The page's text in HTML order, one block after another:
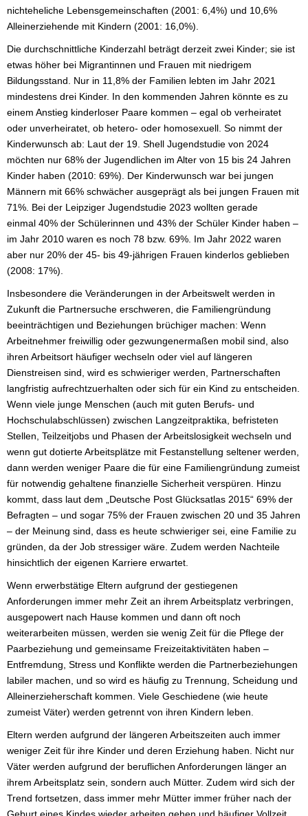
nichteheliche Lebensgemeinschaften (2001: 6,4%) und 10,6%
Alleinerziehende mit Kindern (2001: 16,0%).
Die durchschnittliche Kinderzahl beträgt derzeit zwei Kinder; sie ist
etwas höher bei Migrantinnen und Frauen mit niedrigem
Bildungsstand. Nur in 11,8% der Familien lebten im Jahr 2021
mindestens drei Kinder. In den kommenden Jahren könnte es zu
einem Anstieg kinderloser Paare kommen – egal ob verheiratet
oder unverheiratet, ob hetero- oder homosexuell. So nimmt der
Kinderwunsch ab: Laut der 19. Shell Jugendstudie von 2024
möchten nur 68% der Jugendlichen im Alter von 15 bis 24 Jahren
Kinder haben (2010: 69%). Der Kinderwunsch war bei jungen
Männern mit 66% schwächer ausgeprägt als bei jungen Frauen mit
71%. Bei der Leipziger Jugendstudie 2023 wollten gerade
einmal 40% der Schülerinnen und 43% der Schüler Kinder haben –
im Jahr 2010 waren es noch 78 bzw. 69%. Im Jahr 2022 waren
aber nur 20% der 45- bis 49-jährigen Frauen kinderlos geblieben
(2008: 17%).
Insbesondere die Veränderungen in der Arbeitswelt werden in
Zukunft die Partnersuche erschweren, die Familiengründung
beeinträchtigen und Beziehungen brüchiger machen: Wenn
Arbeitnehmer freiwillig oder gezwungenermaßen mobil sind, also
ihren Arbeitsort häufiger wechseln oder viel auf längeren
Dienstreisen sind, wird es schwieriger werden, Partnerschaften
langfristig aufrechtzuerhalten oder sich für ein Kind zu entscheiden.
Wenn viele junge Menschen (auch mit guten Berufs- und
Hochschulabschlüssen) zwischen Langzeitpraktika, befristeten
Stellen, Teilzeitjobs und Phasen der Arbeitslosigkeit wechseln und
wenn gut dotierte Arbeitsplätze mit Festanstellung seltener werden,
dann werden weniger Paare die für eine Familiengründung zumeist
für notwendig gehaltene finanzielle Sicherheit verspüren. Hinzu
kommt, dass laut dem „Deutsche Post Glücksatlas 2015“ 69% der
Befragten – und sogar 75% der Frauen zwischen 20 und 35 Jahren
– der Meinung sind, dass es heute schwieriger sei, eine Familie zu
gründen, da der Job stressiger wäre. Zudem werden Nachteile
hinsichtlich der eigenen Karriere erwartet.
Wenn erwerbstätige Eltern aufgrund der gestiegenen
Anforderungen immer mehr Zeit an ihrem Arbeitsplatz verbringen,
ausgepowert nach Hause kommen und dann oft noch
weiterarbeiten müssen, werden sie wenig Zeit für die Pflege der
Paarbeziehung und gemeinsame Freizeitaktivitäten haben –
Entfremdung, Stress und Konflikte werden die Partnerbeziehungen
labiler machen, und so wird es häufig zu Trennung, Scheidung und
Alleinerzieherschaft kommen. Viele Geschiedene (wie heute
zumeist Väter) werden getrennt von ihren Kindern leben.
Eltern werden aufgrund der längeren Arbeitszeiten auch immer
weniger Zeit für ihre Kinder und deren Erziehung haben. Nicht nur
Väter werden aufgrund der beruflichen Anforderungen länger an
ihrem Arbeitsplatz sein, sondern auch Mütter. Zudem wird sich der
Trend fortsetzen, dass immer mehr Mütter immer früher nach der
Geburt eines Kindes wieder arbeiten gehen und häufiger Vollzeit